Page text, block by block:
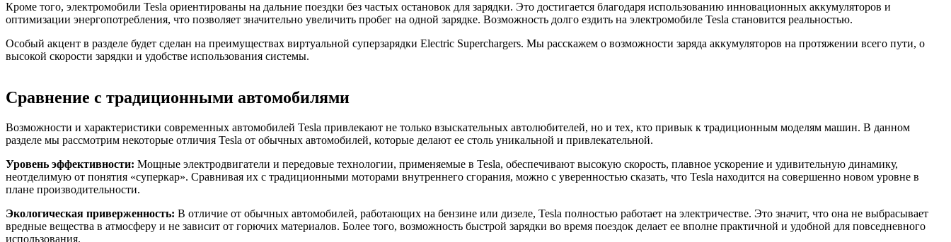
Кроме того, электромобили Tesla ориентированы на дальние поездки без частых остановок для зарядки. Это достигается благодаря использованию инновационных аккумуляторов и
оптимизации энергопотребления, что позволяет значительно увеличить пробег на одной зарядке. Возможность долго ездить на электромобиле Tesla становится реальностью.
Особый акцент в разделе будет сделан на преимуществах виртуальной суперзарядки Electric Superchargers. Мы расскажем о возможности заряда аккумуляторов на протяжении всего пути, о
высокой скорости зарядки и удобстве использования системы.
Сравнение с традиционными автомобилями
Возможности и характеристики современных автомобилей Tesla привлекают не только взыскательных автолюбителей, но и тех, кто привык к традиционным моделям машин. В данном
разделе мы рассмотрим некоторые отличия Tesla от обычных автомобилей, которые делают ее столь уникальной и привлекательной.
Уровень эффективности: Мощные электродвигатели и передовые технологии, применяемые в Tesla, обеспечивают высокую скорость, плавное ускорение и удивительную динамику,
неотделимую от понятия «суперкар». Сравнивая их с традиционными моторами внутреннего сгорания, можно с уверенностью сказать, что Tesla находится на совершенно новом уровне в
плане производительности.
Экологическая приверженность: В отличие от обычных автомобилей, работающих на бензине или дизеле, Tesla полностью работает на электричестве. Это значит, что она не выбрасывает
вредные вещества в атмосферу и не зависит от горючих материалов. Более того, возможность быстрой зарядки во время поездок делает ее вполне практичной и удобной для повседневного
использования.